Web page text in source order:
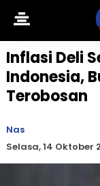
Inflasi Deli
Indonesia,
Terobosan
Nas
Selasa, 14 Oktober